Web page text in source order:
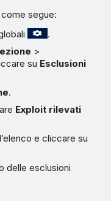
segue:
.
>
su Esclusioni
.
Exploit rilevati
e cliccare su
delle esclusioni